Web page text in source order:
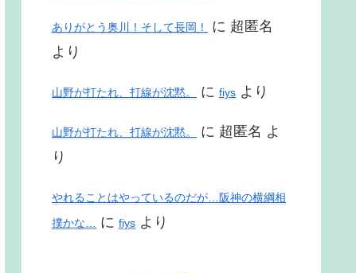
ありがとう奥川！そして長岡！ に 超匿名
より
山野が打たれ、打線が沈黙。 に fiys より
山野が打たれ、打線が沈黙。 に 超匿名 よ
り
やれることはやっているのだが…阪神の横綱相
撲かな… に fiys より